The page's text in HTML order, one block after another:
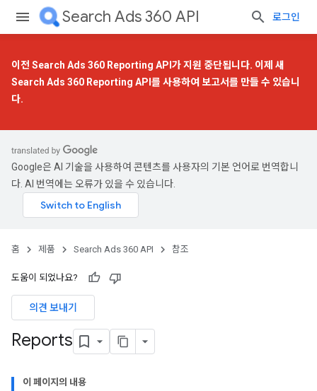
Search Ads 360 API 로그인
이전 Search Ads 360 Reporting API가 지원 중단됩니다. 이제 새
Search Ads 360 Reporting API 를 사용하여 보고서를 만들 수 있습니
다.
Google은 AI 기술을 사용하여 콘텐츠를 사용자의 기본 언어로 번역합니
다. AI 번역에는 오류가 있을 수 있습니다.
홈 제품 Search Ads 360 API 참조
도움이 되었나요?
의견 보내기
Reports
이 페이지의 내용